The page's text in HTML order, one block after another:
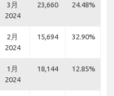
3月
2024
23,660 24.48%
2月
2024
15,694 32.90%
1月
2024
18,144 12.85%